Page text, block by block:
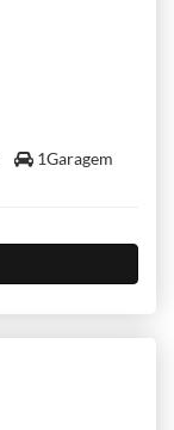
1Garagem